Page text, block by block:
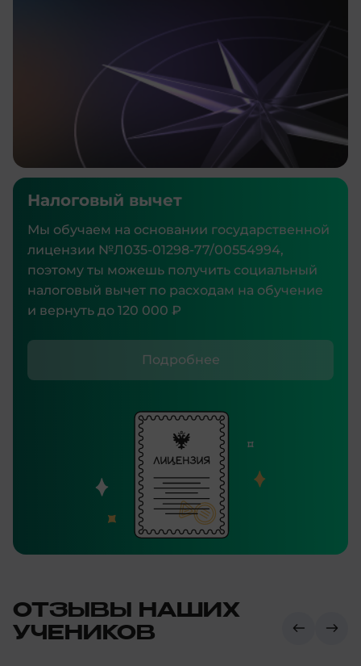
Налоговый вычет
Мы обучаем на основании государственной
лицензии №Л035‑01298‑77/00554994,
поэтому ты можешь получить социальный
налоговый вычет по расходам на обучение
и вернуть до 120 000 ₽
Подробнее
ОТЗЫВЫ НАШИХ
УЧЕНИКОВ